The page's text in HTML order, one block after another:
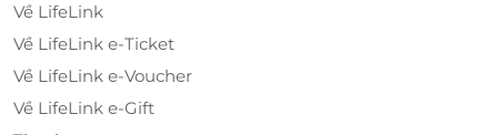
Về LifeLink
Về LifeLink e-Ticket
Về LifeLink e-Voucher
Về LifeLink e-Gift